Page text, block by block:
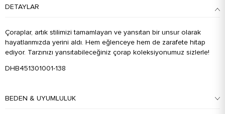
DETAYLAR
Çoraplar, artık stilimizi tamamlayan ve yansıtan bir unsur olarak
hayatlarımızda yerini aldı. Hem eğlenceye hem de zarafete hitap
ediyor. Tarzınızı yansıtabileceğiniz çorap koleksiyonumuz sizlerle!
DHB451301001-138
BEDEN & UYUMLULUK